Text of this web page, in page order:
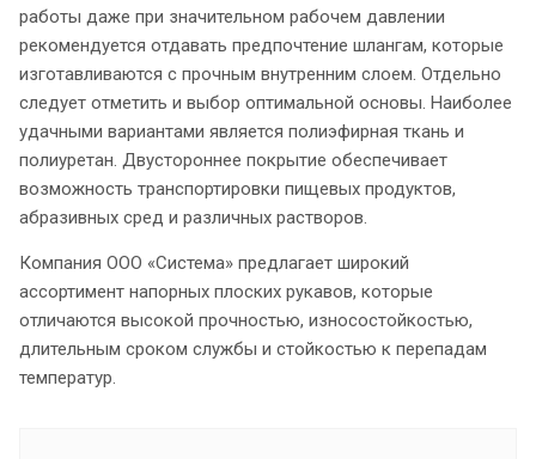
работы даже при значительном рабочем давлении
рекомендуется отдавать предпочтение шлангам, которые
изготавливаются с прочным внутренним слоем. Отдельно
следует отметить и выбор оптимальной основы. Наиболее
удачными вариантами является полиэфирная ткань и
полиуретан. Двустороннее покрытие обеспечивает
возможность транспортировки пищевых продуктов,
абразивных сред и различных растворов.
Компания ООО «Система» предлагает широкий
ассортимент напорных плоских рукавов, которые
отличаются высокой прочностью, износостойкостью,
длительным сроком службы и стойкостью к перепадам
температур.